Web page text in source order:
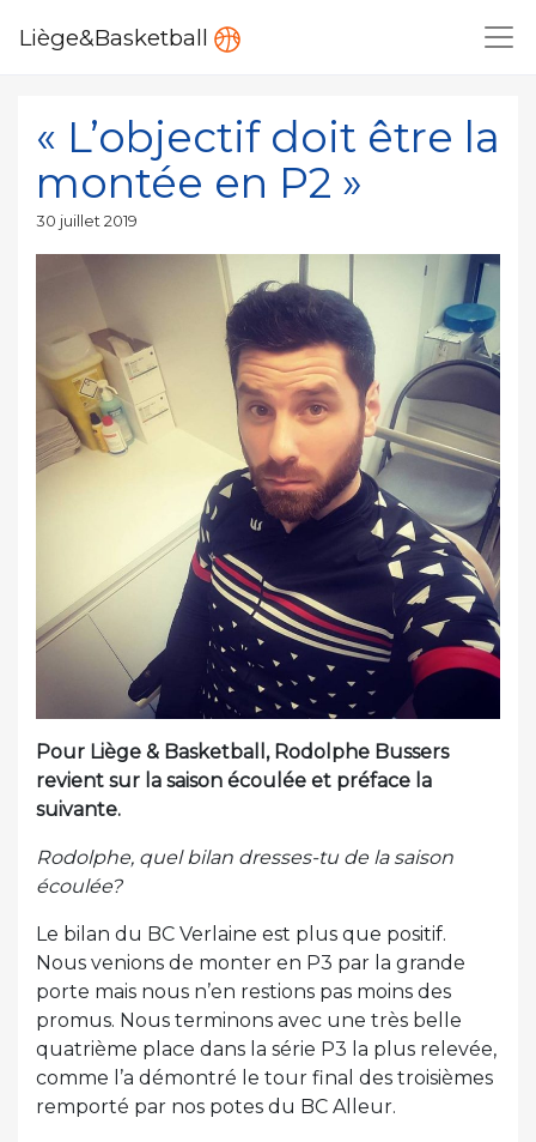
Liège&Basketball
« L’objectif doit être la
montée en P2 »
Publié
30 juillet 2019
Pour Liège & Basketball, Rodolphe Bussers
revient sur la saison écoulée et préface la
suivante.
Rodolphe, quel bilan dresses-tu de la saison
écoulée?
Le bilan du BC Verlaine est plus que positif.
Nous venions de monter en P3 par la grande
porte mais nous n’en restions pas moins des
promus. Nous terminons avec une très belle
quatrième place dans la série P3 la plus relevée,
comme l’a démontré le tour final des troisièmes
remporté par nos potes du BC Alleur.